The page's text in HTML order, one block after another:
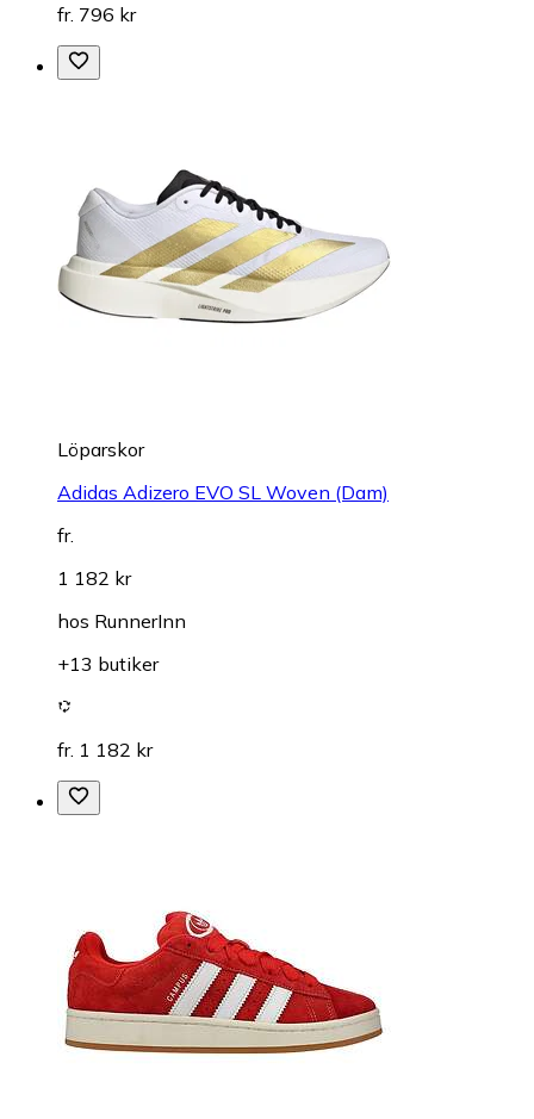
fr. 796 kr
Löparskor
Adidas Adizero EVO SL Woven (Dam)
fr.
1 182 kr
hos RunnerInn
+13 butiker
fr. 1 182 kr